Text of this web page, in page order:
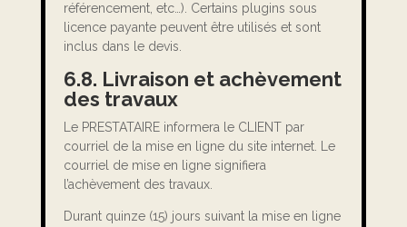
référencement, etc…). Certains plugins sous
licence payante peuvent être utilisés et sont
inclus dans le devis.
6.8. Livraison et achèvement
des travaux
Le PRESTATAIRE informera le CLIENT par
courriel de la mise en ligne du site internet. Le
courriel de mise en ligne signifiera
l’achèvement des travaux.
Durant quinze (15) jours suivant la mise en ligne